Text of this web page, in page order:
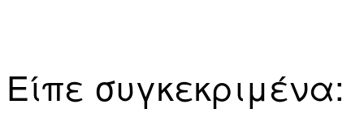
Είπε συγκεκριμένα: